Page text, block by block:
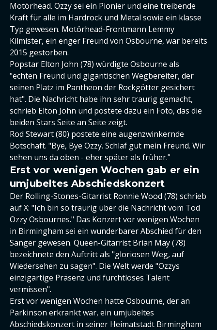
Motörhead. Ozzy sei ein Pionier und eine treibende
Kraft für alle im Hardrock und Metal sowie ein klasse
Typ gewesen. Motörhead-Frontmann Lemmy
Kilmister, ein enger Freund von Osbourne, war bereits
2015 gestorben.
Popstar Elton John (78) würdigte Osbourne als
"echten Freund und gigantischen Wegbereiter, der
seinen Platz im Pantheon der Rockgötter gesichert
hat". Die Nachricht habe ihn sehr traurig gemacht,
schrieb Elton John und postete dazu ein Foto, das die
beiden Stars Seite an Seite zeigt.
Rod Stewart (80) postete eine augenzwinkernde
Botschaft. "Bye, Bye Ozzy. Schlaf gut mein Freund. Wir
sehen uns da oben - eher später als früher."
Erst vor wenigen Wochen gab er ein
umjubeltes Abschiedskonzert
Der Rolling-Stones-Gitarrist Ronnie Wood (78) schrieb
auf X: "Ich bin so traurig über die Nachricht vom Tod
Ozzy Osbournes." Das Konzert vor wenigen Wochen
in Birmingham sei ein wunderbarer Abschied für den
Sänger gewesen. Queen-Gitarrist Brian May (78)
bezeichnete den Auftritt als "gloriosen Weg, auf
Wiedersehen zu sagen". Die Welt werde "Ozzys
einzigartige Präsenz und furchtloses Talent
vermissen".
Erst vor wenigen Wochen hatte Osbourne, der an
Parkinson erkrankt war, ein umjubeltes
Abschiedskonzert in seiner Heimatstadt Birmingham